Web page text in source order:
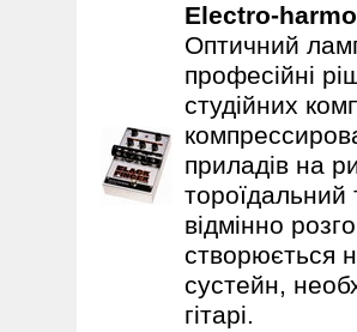
Electro-
Оптичний
професійні
студійних
приладів на
відмінно
створюється
сустейн,
гітарі.